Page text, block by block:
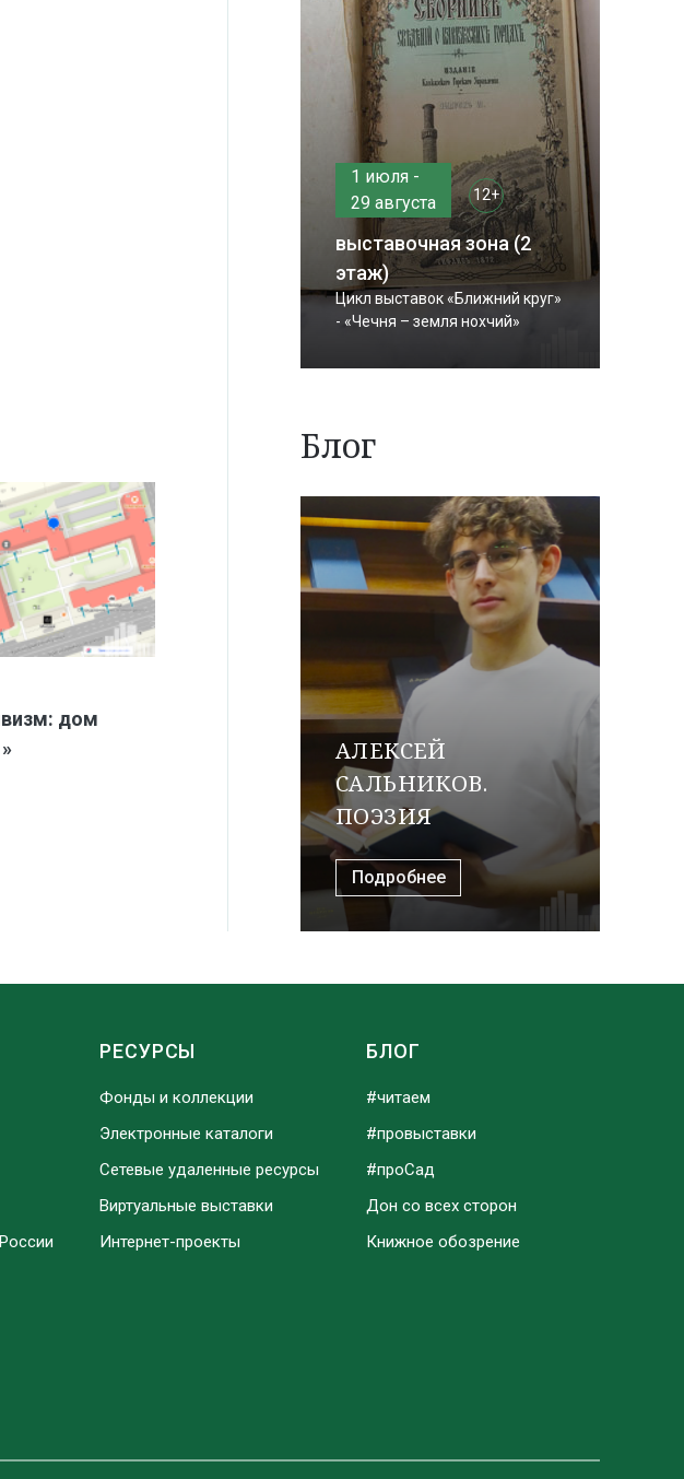
дом
1 июля -
29 августа
12+
выставочная зона (2
этаж)
Цикл выставок «Ближний круг»
- «Чечня – земля нохчий»
Блог
АЛЕКСЕЙ
САЛЬНИКОВ.
ПОЭЗИЯ
Подробнее
РЕСУРСЫ
Фонды и коллекции
Электронные каталоги
Сетевые удаленные ресурсы
Виртуальные выставки
Интернет-проекты
БЛОГ
#читаем
#провыставки
#проСад
Дон со всех сторон
Книжное обозрение